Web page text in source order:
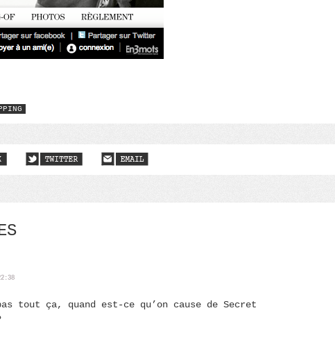
tout ça, quand est-ce qu’on cause de Secret